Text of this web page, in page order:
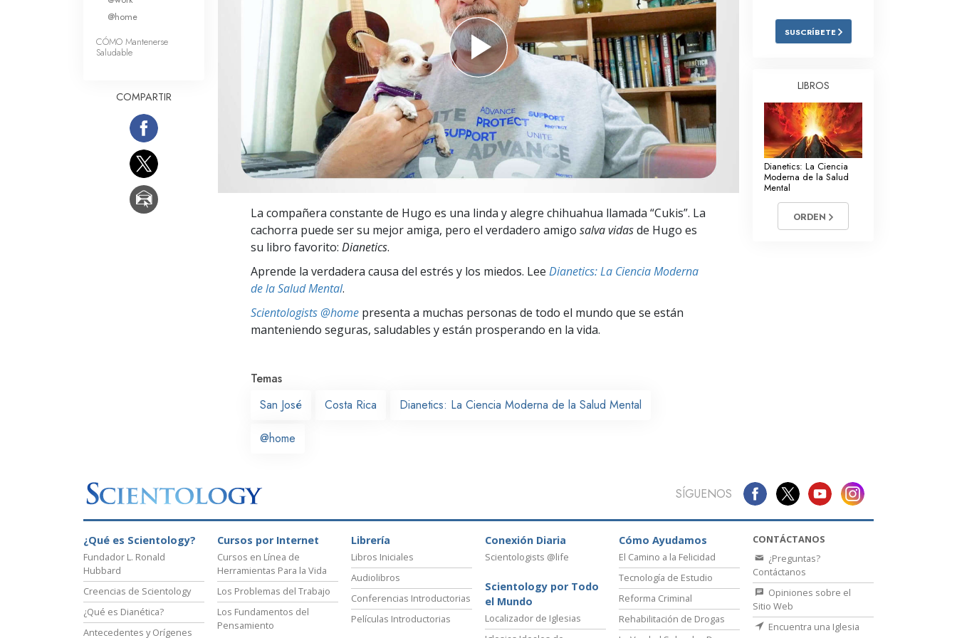
Amor y Odio: ¿Qué es Grandeza?
Respuestas a las Drogas
Los Niños
Herramientas para el Entorno Laboral
La Ética y las
Condiciones
La Causa de la Supresión
Investigaciones
Los Fundamentos de la Organización
Los Fundamentos de las Relaciones
La compañera constante de Hugo es una linda y alegre chihuahua llamada “Cukis”. La
cachorra puede ser su mejor amiga, pero el verdadero amigo salva vidasde Hugo es
su libro favorito: Dianetics.
Aprende la verdadera causa del estrés y los miedos. Lee Dianetics: La Ciencia Moderna
de la Salud Mental.
Scientologists @home presenta a muchas personas de todo el mundo que se están
manteniendo seguras, saludables y están prosperando en la vida.
Temas
San José
Costa Rica Dianetics: La Ciencia Moderna de la Salud Mental
@home
@home
CÓMO Mantenerse
Saludable
COMPARTIR
SUSCRÍBETE
LIBROS
Dianetics: La Ciencia
Moderna de la Salud
Mental
ORDEN
SÍGUENOS
¿Qué es Scientology?
Fundador L. Ronald
Hubbard
Creencias de Scientology
¿Qué es Dianética?
Antecedentes y Orígenes
Cursos por Internet
Cursos en Línea de
Herramientas Para la Vida
Los Problemas del Trabajo
Los Fundamentos del
Pensamiento
Librería
Libros Iniciales
Audiolibros
Conferencias Introductorias
Películas Introductorias
Conexión Diaria
Scientologists @life
Scientology por Todo
el Mundo
Localizador de Iglesias
Cómo Ayudamos
El Camino a la Felicidad
Tecnología de Estudio
Reforma Criminal
Rehabilitación de Drogas
CONTÁCTANOS
¿Preguntas?
Contáctanos
Opiniones sobre el
Sitio Web
Encuentra una Iglesia